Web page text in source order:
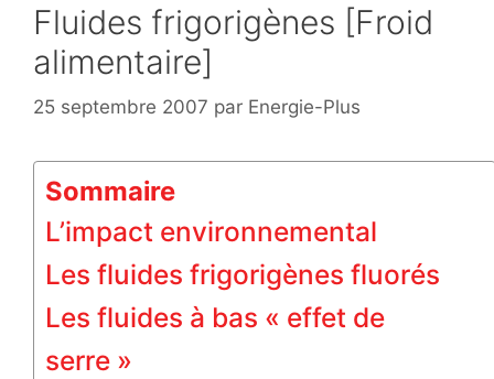
Fluides frigorigènes [Froid
alimentaire]
25 septembre 2007 par Energie-Plus
Sommaire
L’impact environnemental
Les fluides frigorigènes fluorés
Les fluides à bas « effet de
serre »